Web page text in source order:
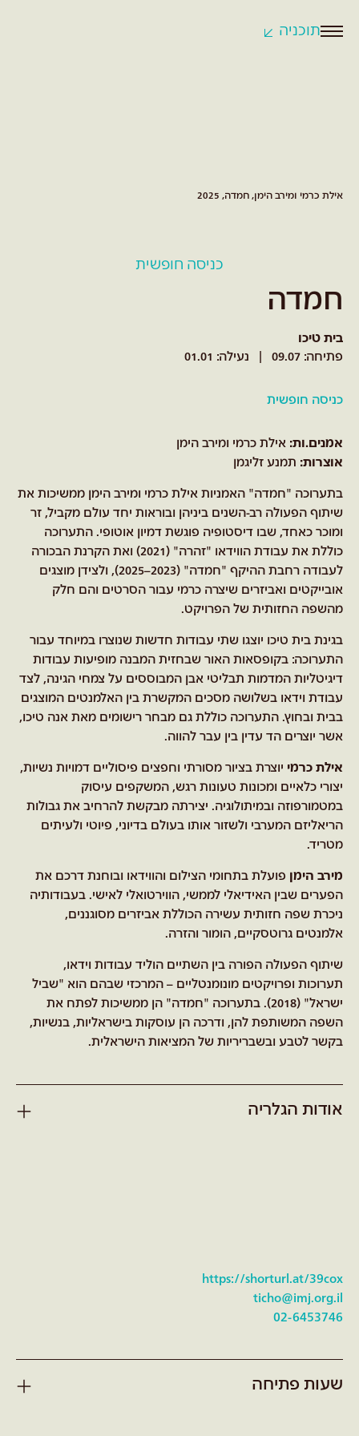
תוכניה
אילת כרמי ומירב הימן, חמדה, 2025
כניסה חופשית
חמדה
בית טיכו
פתיחה: 09.07
נעילה: 01.01
כניסה חופשית
אמנים.ות:אילת כרמי ומירב הימן
אוצרות: תמנע זליגמן
בתערוכה "חמדה" האמניות אילת כרמי ומירב הימן ממשיכות את
שיתוף הפעולה רב-השנים ביניהן ובוראות יחד עולם מקביל, זר
ומוכר כאחד, שבו דיסטופיה פוגשת דמיון אוטופי. התערוכה
כוללת את עבודת הווידאו "זהרה" (2021) ואת הקרנת הבכורה
לעבודה רחבת ההיקף "חמדה" (2023–2025), ולצידן מוצגים
אובייקטים ואביזרים שיצרה כרמי עבור הסרטים והם חלק
מהשפה החזותית של הפרויקט.
בגינת בית טיכו יוצגו שתי עבודות חדשות שנוצרו במיוחד עבור
התערוכה: בקופסאות האור שבחזית המבנה מופיעות עבודות
דיגיטליות המדמות תבליטי אבן המבוססים על צמחי הגינה, לצד
עבודת וידאו בשלושה מסכים המקשרת בין האלמנטים המוצגים
בבית ובחוץ. התערוכה כוללת גם מבחר רישומים מאת אנה טיכו,
אשר יוצרים הד עדין בין עבר להווה.
אילת כרמי יוצרת בציור מסורתי וחפצים פיסוליים דמויות נשיות,
יצורי כלאיים ומכונות טעונות רגש, המשקפים עיסוק
במטמורפוזה ובמיתולוגיה. יצירתה מבקשת להרחיב את גבולות
הריאליזם המערבי ולשזור אותו בעולם בדיוני, פיוטי ולעיתים
מטריד.
מירב הימן פועלת בתחומי הצילום והווידאו ובוחנת דרכם את
הפערים שבין האידיאלי לממשי, הווירטואלי לאישי. בעבודותיה
ניכרת שפה חזותית עשירה הכוללת אביזרים מסוגננים,
אלמנטים גרוטסקיים, הומור והזרה.
שיתוף הפעולה הפורה בין השתיים הוליד עבודות וידאו,
תערוכות ופרויקטים מונומנטליים – המרכזי שבהם הוא "שביל
ישראל" (2018).
בתערוכה "חמדה" הן ממשיכות לפתח את
השפה המשותפת להן, ודרכה הן עוסקות בישראליות, בנשיות,
בקשר לטבע ובשבריריות של המציאות הישראלית.
אודות הגלריה
https://shorturl.at/39cox
ticho@imj.org.il
02-6453746
שעות פתיחה